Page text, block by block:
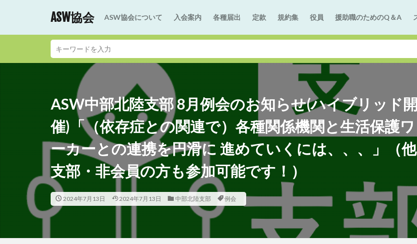
ASW協会 ASW協会について 入会案内 各種届出 定款 規約集 役員 援助職のためのQ＆A
ASW中部北陸支部 8月例会のお知らせ(ハイブリッド
催)「（依存症との関連で）各種関係機関と生活保護ワ
ーカーとの連携を円滑に 進めていくには、、、」（他
支部・非会員の方も参加可能です！）
2024年7月13日 2024年7月13日 中部北陸支部 例会